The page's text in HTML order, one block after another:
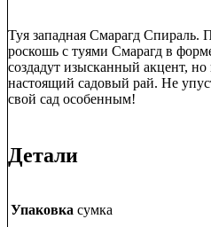
Туя западная Смарагд Спираль.
роскошь с туями Смарагд в
создадут изысканный акцент, но
настоящий садовый рай. Не
свой сад особенным!
Детали
Упаковка сумка